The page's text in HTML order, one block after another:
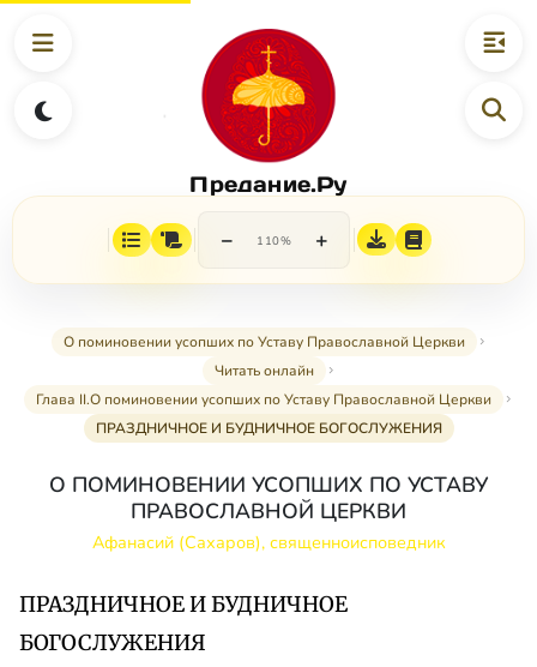
Предание.Ру
− 110% +
О поминовении усопших по Уставу Православной Церкви
Читать онлайн
Глава II.О поминовении усопших по Уставу Православной Церкви
ПРАЗДНИЧНОЕ И БУДНИЧНОЕ БОГОСЛУЖЕНИЯ
О ПОМИНОВЕНИИ УСОПШИХ ПО УСТАВУ
ПРАВОСЛАВНОЙ ЦЕРКВИ
Афанасий (Сахаров), священноисповедник
ПРАЗДНИЧНОЕ И БУДНИЧНОЕ
БОГОСЛУЖЕНИЯ